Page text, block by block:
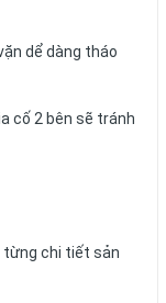
dể dàng tháo
cố 2 bên sẽ tránh
từng chi tiết sản